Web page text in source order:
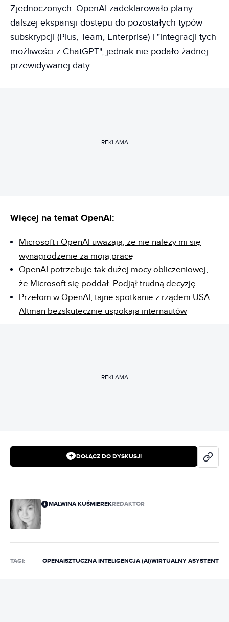
Zjednoczonych. OpenAI zadeklarowało plany
dalszej ekspansji dostępu do pozostałych typów
subskrypcji (Plus, Team, Enterprise) i "integracji tych
możliwości z ChatGPT", jednak nie podało żadnej
przewidywanej daty.
REKLAMA
Więcej na temat OpenAI:
Microsoft i OpenAI uważają, że nie należy mi się
wynagrodzenie za moją pracę
OpenAI potrzebuje tak dużej mocy obliczeniowej,
że Microsoft się poddał. Podjął trudną decyzję
Przełom w OpenAI, tajne spotkanie z rządem USA.
Altman bezskutecznie uspokaja internautów
REKLAMA
DOŁĄCZ DO DYSKUSJI
MALWINA KUŚMIEREKREDAKTOR
TAGI: OPENAISZTUCZNA INTELIGENCJA (AI)WIRTUALNY ASYSTENT